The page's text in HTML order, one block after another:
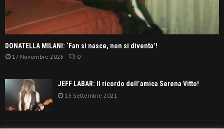
DONATELLA MILANI: ‘Fan si nasce, non si diventa’!
17 Novembre 2025 0
JEFF LABAR: Il ricordo dell’amica Serena Vitto!
13 Settembre 2021